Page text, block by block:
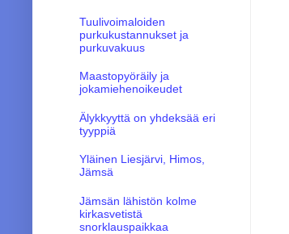
Tuulivoimaloiden
purkukustannukset ja
purkuvakuus
Maastopyöräily ja
jokamiehenoikeudet
Älykkyyttä on yhdeksää eri
tyyppiä
Yläinen Liesjärvi, Himos,
Jämsä
Jämsän lähistön kolme
kirkasvetistä
snorklauspaikkaa